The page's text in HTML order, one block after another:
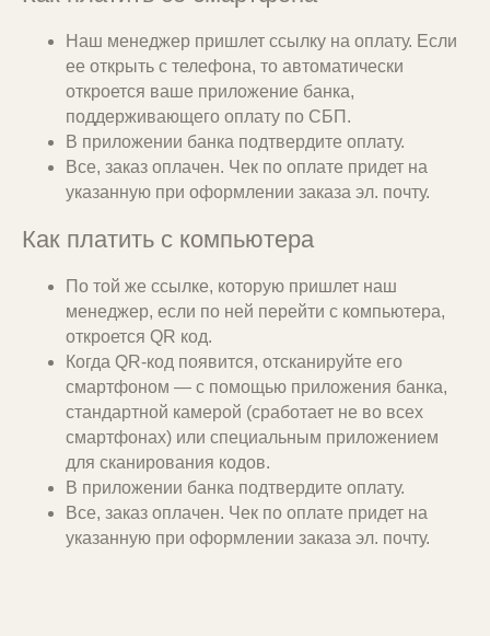
Наш менеджер пришлет ссылку на оплату. Если
ее открыть с телефона, то автоматически
откроется ваше приложение банка,
поддерживающего оплату по СБП.
В приложении банка подтвердите оплату.
Все, заказ оплачен. Чек по оплате придет на
указанную при оформлении заказа эл. почту.
Как платить с компьютера
По той же ссылке, которую пришлет наш
менеджер, если по ней перейти с компьютера,
откроется QR код.
Когда QR-код появится, отсканируйте его
смартфоном — с помощью приложения банка,
стандартной камерой (сработает не во всех
смартфонах) или специальным приложением
для сканирования кодов.
В приложении банка подтвердите оплату.
Все, заказ оплачен. Чек по оплате придет на
указанную при оформлении заказа эл. почту.
Принимаем оплату частями
Заказ по Питеру можно оформить
без предоплаты
остаток уже по готовности заказа.
Также мы можем оформить для вас
банковскую рассрочку на 6, 10 или 12
мес.
Т.к. это не наш основной способ приема
платежей, то при оплате через
эквайринг скидки и акции по заказу могут
быть отменены или пересмотрены.